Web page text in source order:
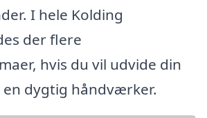
I hele Kolding
der flere
hvis du vil udvide din
dygtig håndværker.